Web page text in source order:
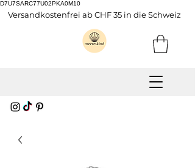
D7U7SARC77U02PKA0M10
Versandkostenfrei ab CHF 35 in die Schweiz